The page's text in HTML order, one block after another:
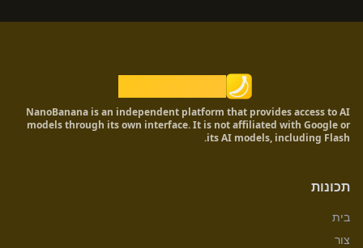
NanoBanana is an independent platform that provides access to AI
models through its own interface. It is not affiliated with Google or
its AI models, including Flash.
תכונות
בית
צור